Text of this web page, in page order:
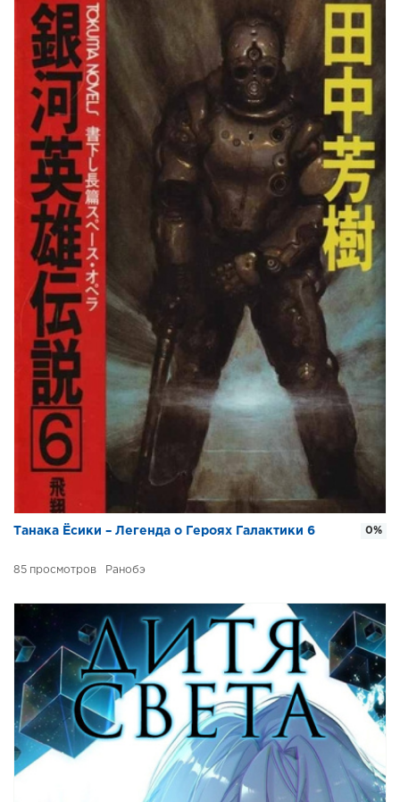
Танака Ёсики – Легенда о Героях Галактики 6
85 Ранобэ
0%